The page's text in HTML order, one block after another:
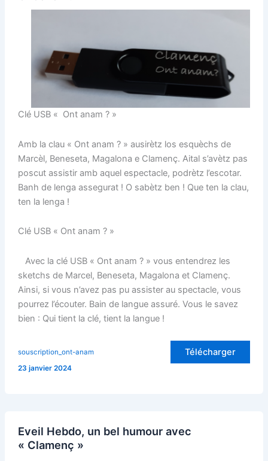
Clé USB « Ont anam ? »
Amb la clau « Ont anam ? » ausirètz los esquèchs de
Marcèl, Beneseta, Magalona e Clamenç. Aital s’avètz pas
poscut assistir amb aquel espectacle, podrètz l’escotar.
Banh de lenga assegurat ! O sabètz ben ! Que ten la clau,
ten la lenga !
Clé USB « Ont anam ? »
Avec la clé USB « Ont anam ? » vous entendrez les
sketchs de Marcel, Beneseta, Magalona et Clamenç.
Ainsi, si vous n’avez pas pu assister au spectacle, vous
pourrez l’écouter. Bain de langue assuré. Vous le savez
bien : Qui tient la clé, tient la langue !
souscription_ont-anam Télécharger
23 janvier 2024
Eveil Hebdo, un bel humour avec
« Clamenç »